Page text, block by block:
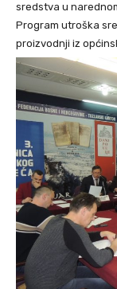
sredstva u
Program utroška
proizvodnji iz